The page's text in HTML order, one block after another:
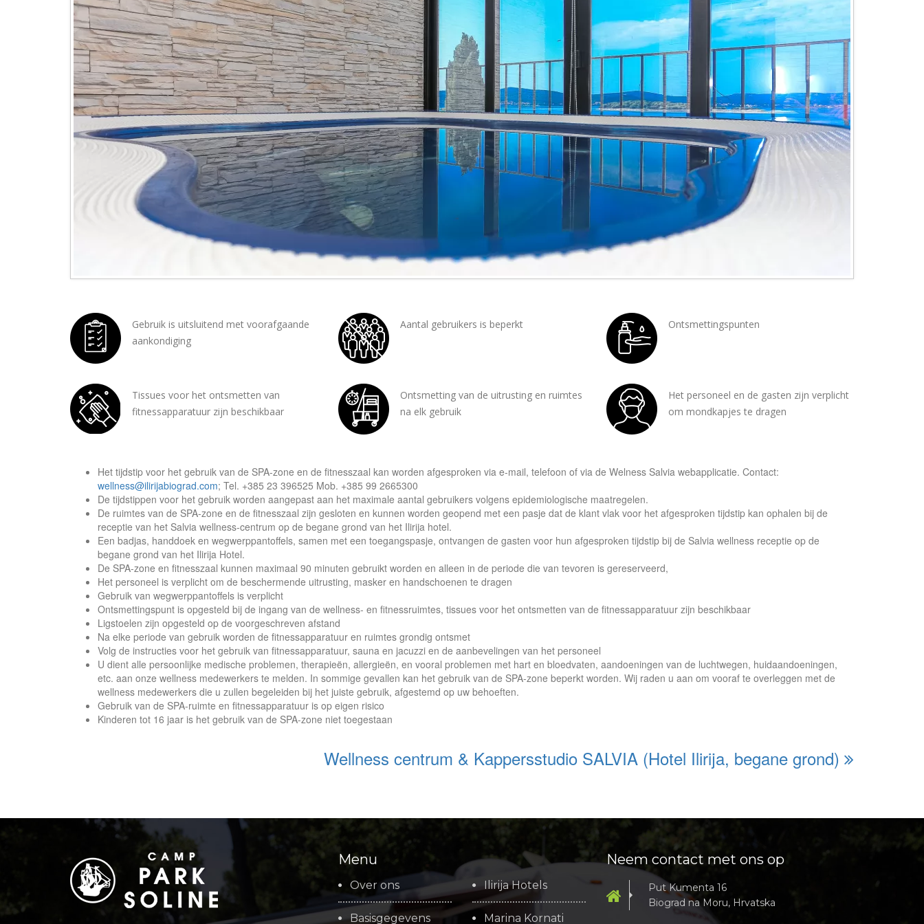
Gebruik is uitsluitend met voorafgaande
aankondiging
Aantal gebruikers is beperkt Ontsmettingspunten
Tissues voor het ontsmetten van
fitnessapparatuur zijn beschikbaar
Ontsmetting van de uitrusting en ruimtes
na elk gebruik
Het personeel en de gasten zijn verplicht
om mondkapjes te dragen
Het tijdstip voor het gebruik van de SPA-zone en de fitnesszaal kan worden afgesproken via e-mail, telefoon of via de Welness Salvia webapplicatie. Contact:
wellness@ilirijabiograd.com; Tel. +385 23 396525 Mob. +385 99 2665300
De tijdstippen voor het gebruik worden aangepast aan het maximale aantal gebruikers volgens epidemiologische maatregelen.
De ruimtes van de SPA-zone en de fitnesszaal zijn gesloten en kunnen worden geopend met een pasje dat de klant vlak voor het afgesproken tijdstip kan ophalen bij de
receptie van het Salvia wellness-centrum op de begane grond van het Ilirija hotel.
Een badjas, handdoek en wegwerppantoffels, samen met een toegangspasje, ontvangen de gasten voor hun afgesproken tijdstip bij de Salvia wellness receptie op de
begane grond van het Ilirija Hotel.
De SPA-zone en fitnesszaal kunnen maximaal 90 minuten gebruikt worden en alleen in de periode die van tevoren is gereserveerd,
Het personeel is verplicht om de beschermende uitrusting, masker en handschoenen te dragen
Gebruik van wegwerppantoffels is verplicht
Ontsmettingspunt is opgesteld bij de ingang van de wellness- en fitnessruimtes, tissues voor het ontsmetten van de fitnessapparatuur zijn beschikbaar
Ligstoelen zijn opgesteld op de voorgeschreven afstand
Na elke periode van gebruik worden de fitnessapparatuur en ruimtes grondig ontsmet
Volg de instructies voor het gebruik van fitnessapparatuur, sauna en jacuzzi en de aanbevelingen van het personeel
U dient alle persoonlijke medische problemen, therapieën, allergieën, en vooral problemen met hart en bloedvaten, aandoeningen van de luchtwegen, huidaandoeningen,
etc. aan onze wellness medewerkers te melden. In sommige gevallen kan het gebruik van de SPA-zone beperkt worden. Wij raden u aan om vooraf te overleggen met de
wellness medewerkers die u zullen begeleiden bij het juiste gebruik, afgestemd op uw behoeften.
Gebruik van de SPA-ruimte en fitnessapparatuur is op eigen risico
Kinderen tot 16 jaar is het gebruik van de SPA-zone niet toegestaan
Wellness centrum & Kappersstudio SALVIA (Hotel Ilirija, begane grond)
Menu
Over ons
Basisgegevens
Ilirija Hotels
Marina Kornati
Neem contact met ons op
Put Kumenta 16
Biograd na Moru, Hrvatska